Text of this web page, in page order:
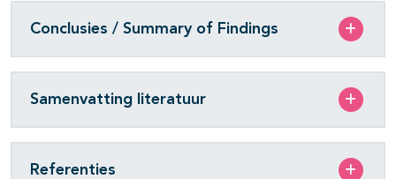
Conclusies / Summary of Findings
Samenvatting literatuur
Referenties